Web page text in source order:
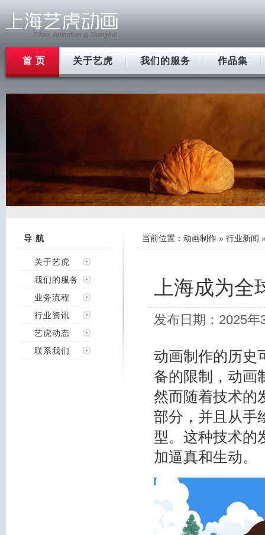
首 页 关于艺虎 我们的服务 作品集
导 航
关于艺虎
我们的服务
业务流程
行业资讯
艺虎动态
联系我们
当前位置： 动画制作 » 行业新闻
上海成为
发布日期：2025
动画制作的历史
备的限制，动画
然而随着技术的
部分，并且从手
型。这种技术的
加逼真和生动。